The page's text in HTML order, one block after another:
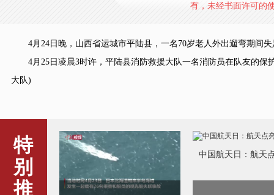
有，未经书面许可的
4月24日晚，山西省运城市平陆县，一名70岁老人外出遛弯期间失
4月25日凌晨3时许，平陆县消防救援大队一名消防员在队友的保
大队)
特
别
推
中国航天日：航天